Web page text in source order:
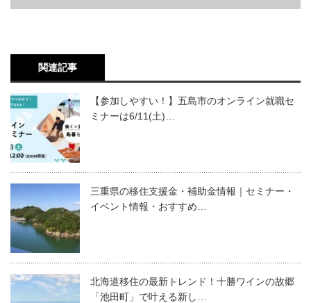
関連記事
【参加しやすい！】五島市のオンライン就職セ
ミナーは6/11(土)…
三重県の移住支援金・補助金情報｜セミナー・
イベント情報・おすすめ…
北海道移住の最新トレンド！十勝ワインの故郷
「池田町」で叶える新し…